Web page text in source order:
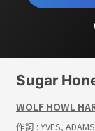
Sugar
WOLF HOWL
作詞 : YVES, ADAMS